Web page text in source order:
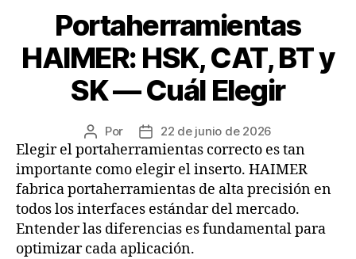
Portaherramientas
HAIMER: HSK, CAT, BT y
SK — Cuál Elegir
Por 22 de junio de 2026
Elegir el portaherramientas correcto es tan
importante como elegir el inserto. HAIMER
fabrica portaherramientas de alta precisión en
todos los interfaces estándar del mercado.
Entender las diferencias es fundamental para
optimizar cada aplicación.